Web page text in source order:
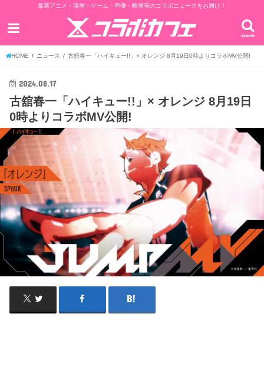
最新アニメ・漫画・ゲーム・声優・映画等のコラボニュースをお届け！
search
HOME ニュース 古舘春一「ハイキュー!!」× オレンジ 8月19日0時よりコラボMV公開!
2024.08.17
古舘春一「ハイキュー!!」× オレンジ 8月19日
0時よりコラボMV公開!